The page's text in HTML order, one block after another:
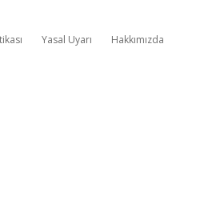
Yasal Uyarı Hakkımızda